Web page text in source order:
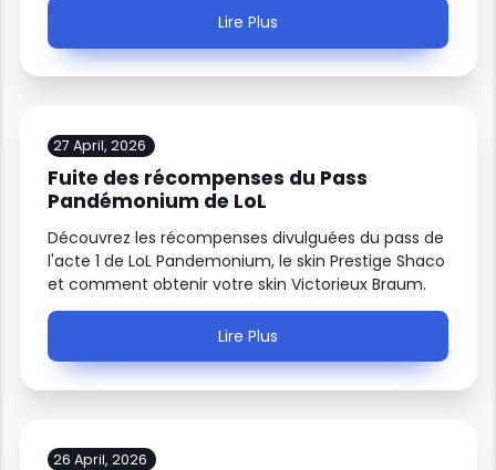
Lire Plus
27 April, 2026
Fuite des récompenses du Pass
Pandémonium de LoL
Découvrez les récompenses divulguées du pass de
l'acte 1 de LoL Pandemonium, le skin Prestige Shaco
et comment obtenir votre skin Victorieux Braum.
Lire Plus
26 April, 2026